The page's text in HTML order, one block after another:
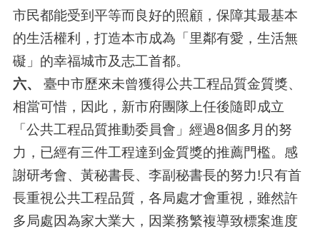
市民都能受到平等而良好的照顧，保障其最基本
的生活權利，打造本市成為「里鄰有愛，生活無
礙」的幸福城市及志工首都。
六、
臺中市歷來未曾獲得公共工程品質金質獎、
相當可惜，因此，新市府團隊上任後隨即成立
「公共工程品質推動委員會」經過8個多月的努
力，已經有三件工程達到金質獎的推薦門檻。感
謝研考會、黃秘書長、李副秘書長的努力!只有首
長重視公共工程品質，各局處才會重視，雖然許
多局處因為家大業大，因業務繁複導致標案進度